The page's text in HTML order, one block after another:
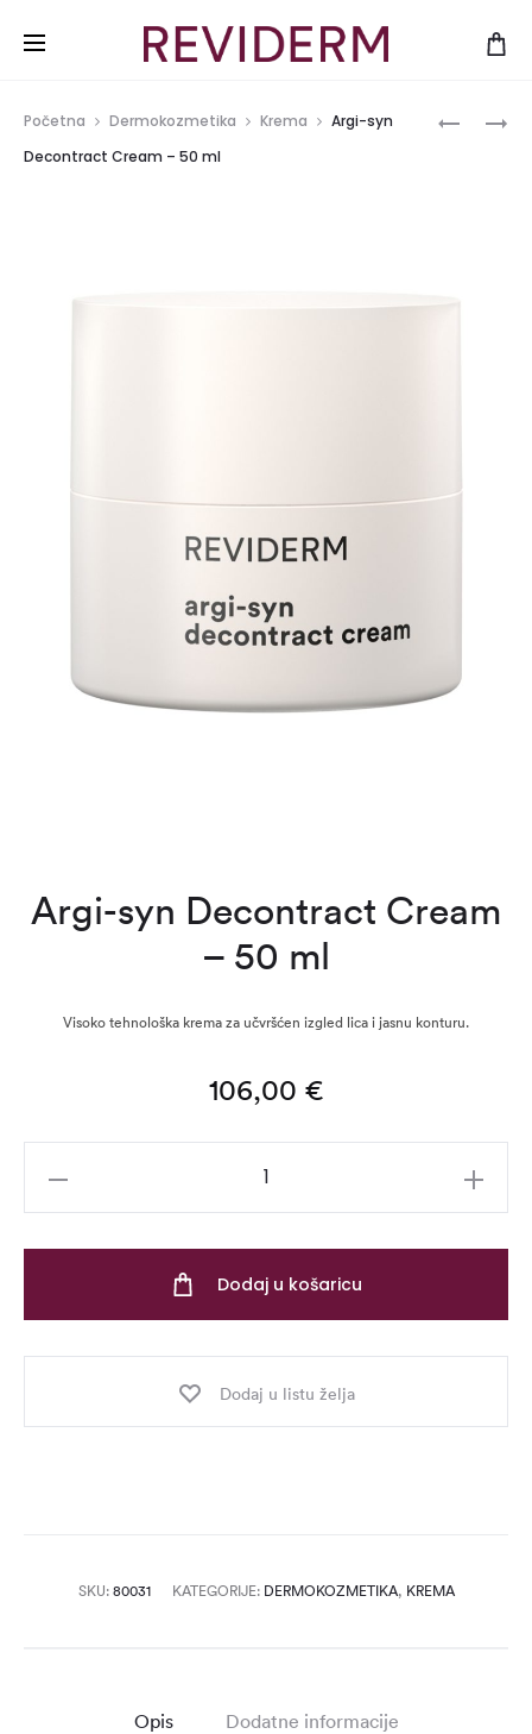
Početna Dermokozmetika Krema
Argi-syn
Decontract Cream – 50 ml
Argi-syn Decontract Cream
– 50 ml
Visoko tehnološka krema za učvršćen izgled lica i jasnu konturu.
106,00 €
Dodaj u košaricu
Dodaj u listu želja
SKU: 80031 KATEGORIJE: DERMOKOZMETIKA, KREMA
Opis Dodatne informacije